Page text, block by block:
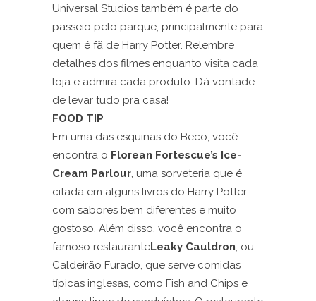
Universal Studios também é parte do
passeio pelo parque, principalmente para
quem é fã de Harry Potter. Relembre
detalhes dos filmes enquanto visita cada
loja e admira cada produto. Dá vontade
de levar tudo pra casa!
FOOD TIP
Em uma das esquinas do Beco, você
encontra o Florean Fortescue’s Ice-
Cream Parlour, uma sorveteria que é
citada em alguns livros do Harry Potter
com sabores bem diferentes e muito
gostoso. Além disso, você encontra o
famoso restauranteLeaky Cauldron, ou
Caldeirão Furado, que serve comidas
típicas inglesas, como Fish and Chips e